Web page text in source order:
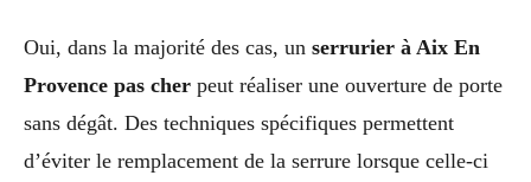
Oui, dans la majorité des cas, un serrurier à Aix En
Provence pas cher peut réaliser une ouverture de porte
sans dégât. Des techniques spécifiques permettent
d’éviter le remplacement de la serrure lorsque celle-ci